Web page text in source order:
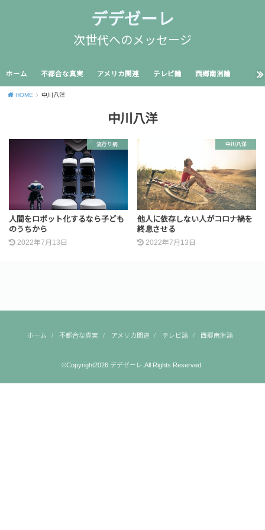
デデゼーレ
次世代へのメッセージ
ホーム 不都合な真実 アメリカ関連 テレビ論 西郷南洲論
HOME 中川八洋
中川八洋
流行り病
人間をロボット化するなら子ども
のうちから
2022年7月13日
中川八洋
他人に依存しない人がコロナ禍を
終息させる
2022年7月13日
ホーム 不都合な真実 アメリカ関連 テレビ論 西郷南洲論
©Copyright2026 デデゼーレ .All Rights Reserved.